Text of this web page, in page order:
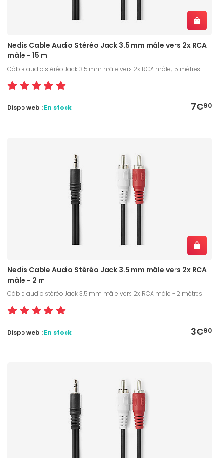
Nedis Cable Audio Stéréo Jack 3.5 mm mâle vers 2x RCA
mâle - 15 m
Câble audio stéréo Jack 3.5 mm mâle vers 2x RCA mâle, 15 mètres
7€90
Dispo web : En stock
Nedis Cable Audio Stéréo Jack 3.5 mm mâle vers 2x RCA
mâle - 2 m
Câble audio stéréo Jack 3.5 mm mâle vers 2x RCA mâle - 2 mètres
3€90
Dispo web : En stock